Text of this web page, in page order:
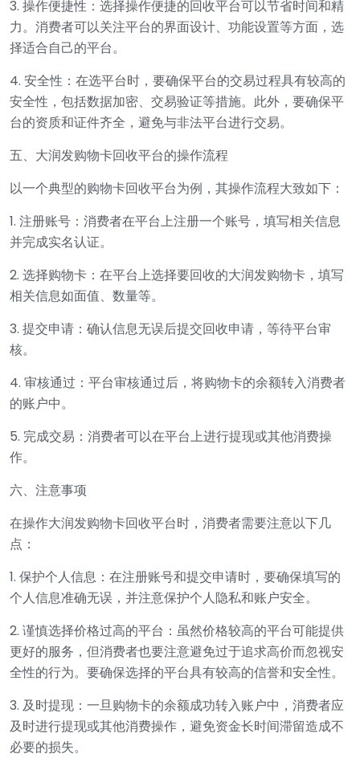
3. 操作便捷性：选择操作便捷的回收平台可以节省时间和精
力。消费者可以关注平台的界面设计、功能设置等方面，选
择适合自己的平台。
4. 安全性：在选平台时，要确保平台的交易过程具有较高的
安全性，包括数据加密、交易验证等措施。此外，要确保平
台的资质和证件齐全，避免与非法平台进行交易。
五、大润发购物卡回收平台的操作流程
以一个典型的购物卡回收平台为例，其操作流程大致如下：
1. 注册账号：消费者在平台上注册一个账号，填写相关信息
并完成实名认证。
2. 选择购物卡：在平台上选择要回收的大润发购物卡，填写
相关信息如面值、数量等。
3. 提交申请：确认信息无误后提交回收申请，等待平台审
核。
4. 审核通过：平台审核通过后，将购物卡的余额转入消费者
的账户中。
5. 完成交易：消费者可以在平台上进行提现或其他消费操
作。
六、注意事项
在操作大润发购物卡回收平台时，消费者需要注意以下几
点：
1. 保护个人信息：在注册账号和提交申请时，要确保填写的
个人信息准确无误，并注意保护个人隐私和账户安全。
2. 谨慎选择价格过高的平台：虽然价格较高的平台可能提供
更好的服务，但消费者也要注意避免过于追求高价而忽视安
全性的行为。要确保选择的平台具有较高的信誉和安全性。
3. 及时提现：一旦购物卡的余额成功转入账户中，消费者应
及时进行提现或其他消费操作，避免资金长时间滞留造成不
必要的损失。